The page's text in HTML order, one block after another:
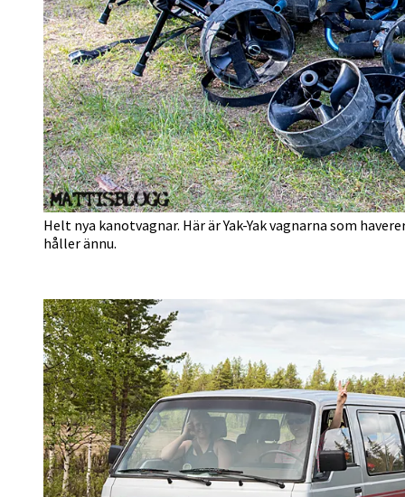
Helt nya kanotvagnar. Här är Yak-Yak vagnarna som
håller ännu.